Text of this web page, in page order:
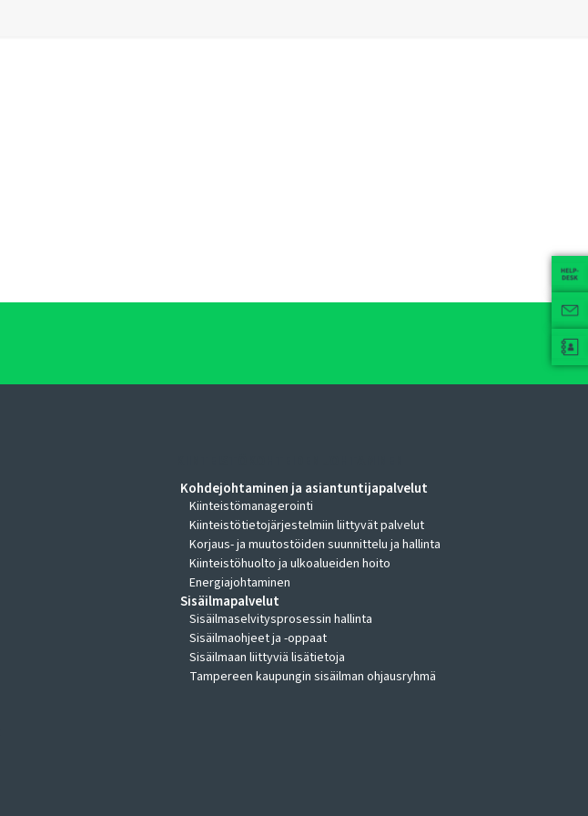
Kohdejohtaminen ja asiantuntijapalvelut
Kiinteistömanagerointi
Kiinteistötietojärjestelmiin liittyvät palvelut
Korjaus- ja muutostöiden suunnittelu ja hallinta
Kiinteistöhuolto ja ulkoalueiden hoito
Energiajohtaminen
Sisäilmapalvelut
Sisäilmaselvitysprosessin hallinta
Sisäilmaohjeet ja -oppaat
Sisäilmaan liittyviä lisätietoja
Tampereen kaupungin sisäilman ohjausryhmä